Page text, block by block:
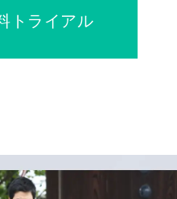
トライアル